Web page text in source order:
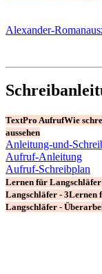
Alexander-
TextPro AufrufWie
aussehen
Anleitung-und-
Aufruf-Anleitung
Aufruf-Schreibplan
Lernen für Langschläfer
Langschläfer - 3Lernen
Langschläfer -